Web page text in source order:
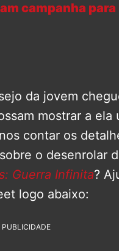
campanha para
da jovem
mostrar a ela
contar os
o desenrolar
Guerra Infinita?
logo abaixo:
PUBLICIDADE